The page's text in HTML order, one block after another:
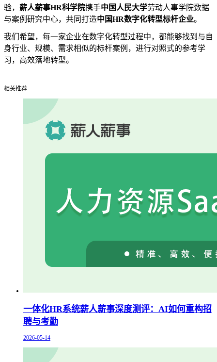
验， 薪人薪事HR科学院携手中国人民大学劳动人事学院数据
与案例研究中心，共同打造中国HR数字化转型标杆企业。
我们希望，每⼀家企业在数字化转型过程中，都能够找到与⾃
身⾏业、规模、需求相似的标杆案例，进⾏对照式的参考学
习，⾼效落地转型。
相关推荐
一体化HR系统薪人薪事深度测评：AI如何重构招
聘与考勤
2026-05-14